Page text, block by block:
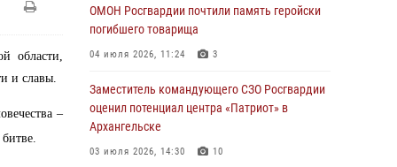
области,
и славы.
–
ОМОН Росгвардии почтили память геройски
погибшего товарища
04 июля 2026, 11:24 3
Заместитель командующего СЗО Росгвардии
оценил потенциал центра «Патриот» в
Архангельске
03 июля 2026, 14:30 10